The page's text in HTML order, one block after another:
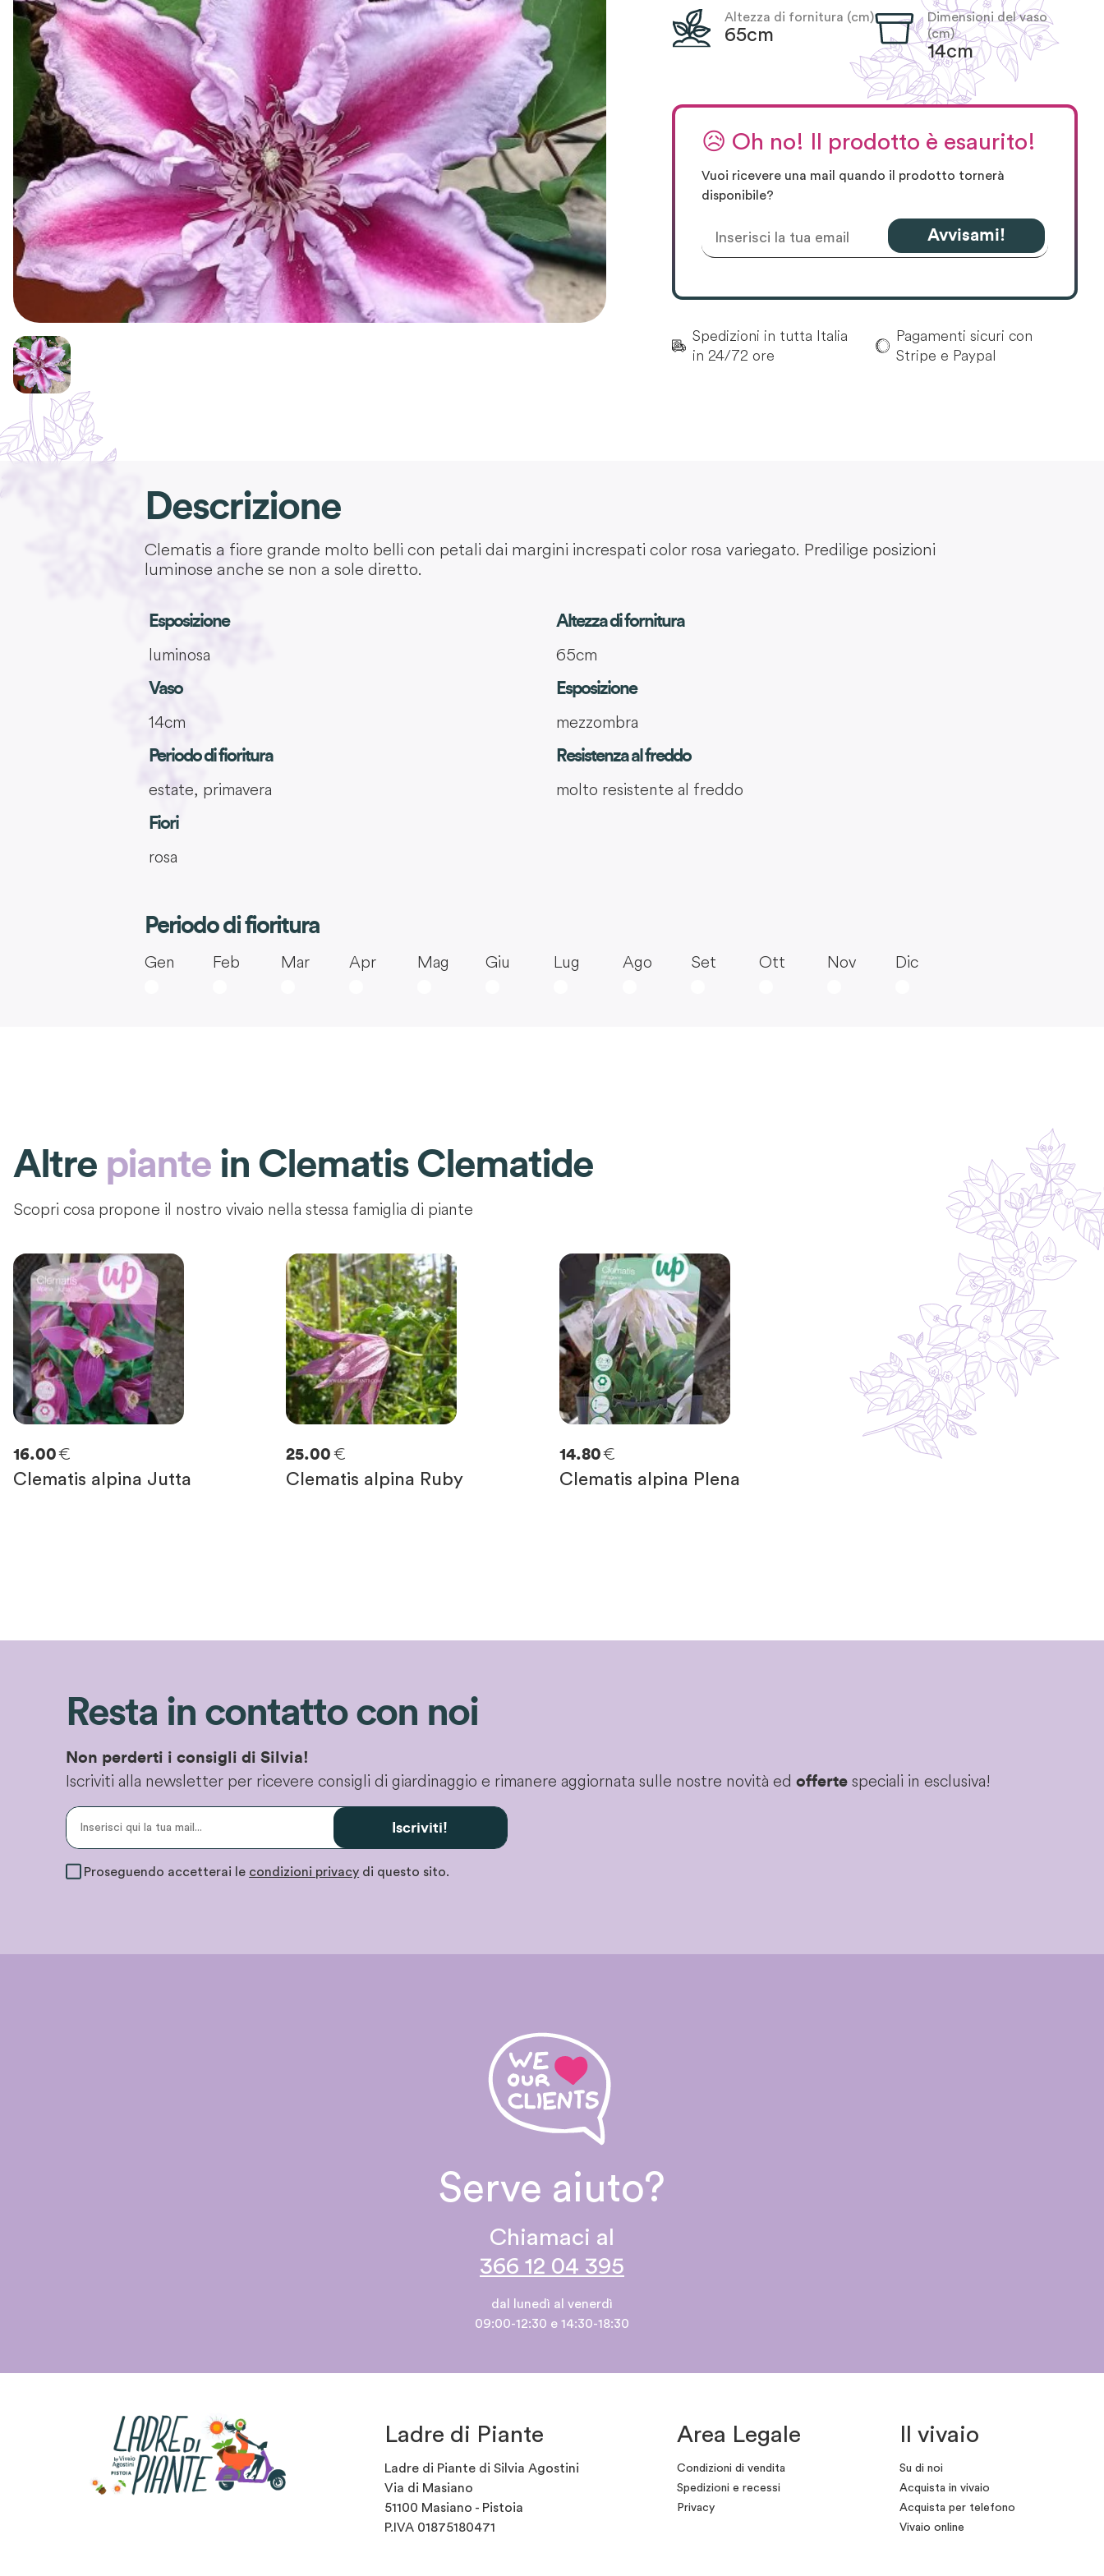
Altezza di fornitura (cm)
65cm
Dimensioni del vaso
(cm)
14cm
😥 Oh no! Il prodotto è esaurito!
Vuoi ricevere una mail quando il prodotto tornerà
disponibile?
Avvisami!
Spedizioni in tutta Italia
in 24/72 ore
Pagamenti sicuri con
Stripe e Paypal
Descrizione
Clematis a fiore grande molto belli con petali dai margini increspati color rosa variegato. Predilige posizioni
luminose anche se non a sole diretto.
Esposizione
luminosa
Altezza di fornitura
65cm
Vaso
14cm
Esposizione
mezzombra
Periodo di fioritura
estate, primavera
Resistenza al freddo
molto resistente al freddo
Fiori
rosa
Periodo di fioritura
Gen Feb Mar Apr Mag Giu Lug Ago Set Ott Nov Dic
Altre piante in Clematis Clematide
Scopri cosa propone il nostro vivaio nella stessa famiglia di piante
16.00€
Clematis alpina Jutta
25.00 €
Clematis alpina Ruby
14.80€
Clematis alpina Plena
Resta in contatto con noi
Non perderti i consigli di Silvia!
Iscriviti alla newsletter per ricevere consigli di giardinaggio e rimanere aggiornata sulle nostre novità ed offerte speciali in esclusiva!
Iscriviti!
Proseguendo accetterai le condizioni privacy di questo sito.
Serve aiuto?
Chiamaci al
366 12 04 395
dal lunedì al venerdì
09:00-12:30 e 14:30-18:30
Ladre di Piante
Ladre di Piante di Silvia Agostini
Via di Masiano
51100 Masiano - Pistoia
P.IVA 01875180471
Area Legale
Condizioni di vendita
Spedizioni e recessi
Privacy
Il vivaio
Su di noi
Acquista in vivaio
Acquista per telefono
Vivaio online